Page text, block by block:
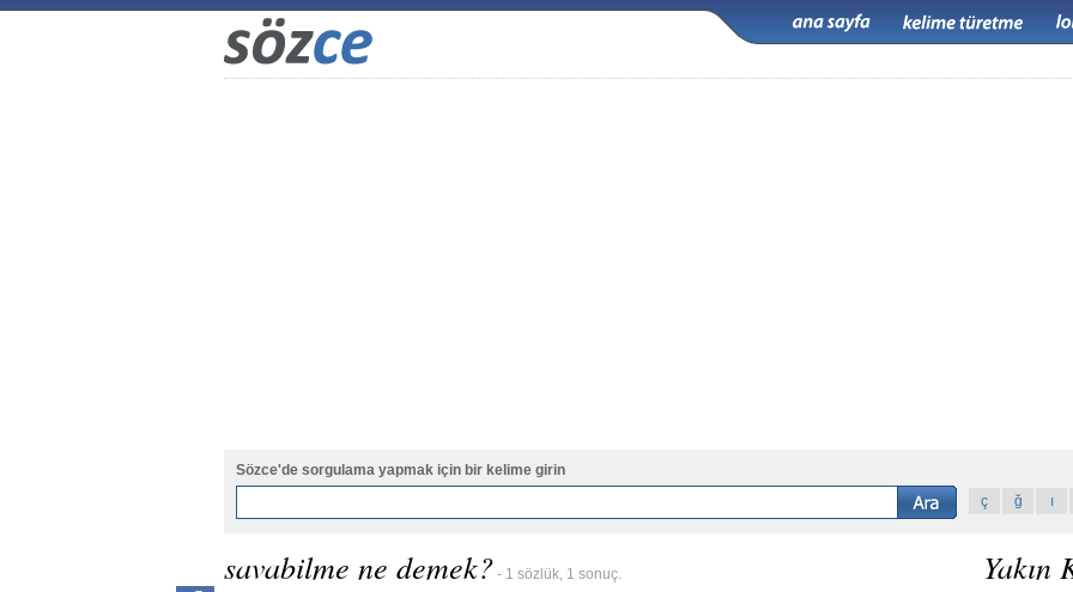
Sözce'de sorgulama yapmak için bir kelime girin
ç
ğ ı
savabilme ne demek? - 1 sözlük, 1 sonuç. Yakın